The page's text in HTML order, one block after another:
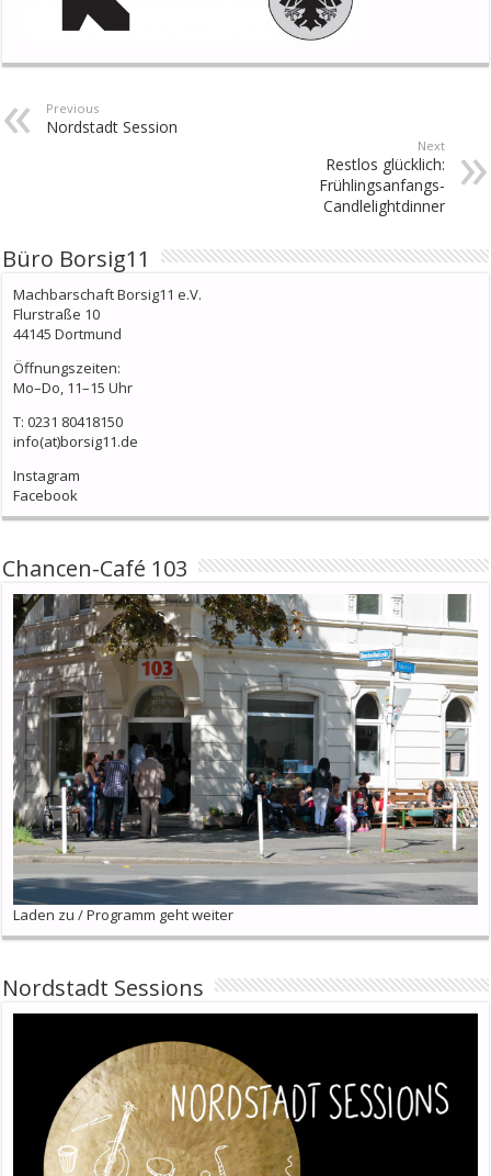
Previous
Nordstadt Session
Next
Restlos glücklich:
Frühlingsanfangs-
Candlelightdinner
Büro Borsig11
Machbarschaft Borsig11 e.V.
Flurstraße 10
44145 Dortmund
Öffnungszeiten:
Mo–Do, 11–15 Uhr
T: 0231 80418150
info(at)borsig11.de
Instagram
Facebook
Chancen-Café 103
Laden zu / Programm geht weiter
Nordstadt Sessions